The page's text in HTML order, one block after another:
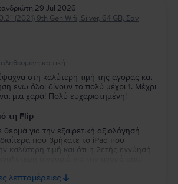
,29 Jul 2026
(2021) 9th Gen Wifi, Silver, 64 GB, Σαν
κριτική
στη καλύτερη τιμή της αγοράς και
ενώ όλοι δίνουν το πολύ μέχρι 1. Μέχρι
μια χαρά! Πολύ ευχαριστημένη!
τη Flip
για την εξαιρετική αξιολόγησή
που βρήκατε το iPad που
καλύτερη τιμή και ότι η 2ετής εγγύησή
για πολύ καιρό.
λεπτομέρειες